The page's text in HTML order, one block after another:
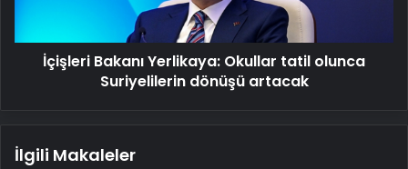
artacak
İçişleri Bakanı Yerlikaya: Okullar tatil olunca
Suriyelilerin dönüşü artacak
İlgili Makaleler